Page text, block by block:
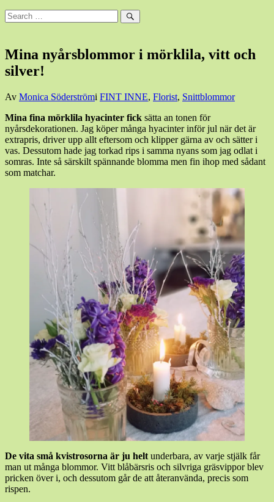
Sök
efter:
Sök
Mina nyårsblommor i mörklila, vitt och
silver!
Den
januari,
20233
januari,
2023
Av Monica Söderströmi FINT INNE, Florist, Snittblommor
Mina fina mörklila hyacinter fick sätta an tonen för
nyårsdekorationen. Jag köper många hyacinter inför jul när det är
extrapris, driver upp allt eftersom och klipper gärna av och sätter i
vas. Dessutom hade jag torkad rips i samma nyans som jag odlat i
somras. Inte så särskilt spännande blomma men fin ihop med sådant
som matchar.
De vita små kvistrosorna är ju helt underbara, av varje stjälk får
man ut många blommor. Vitt blåbärsris och silvriga gräsvippor blev
pricken över i, och dessutom går de att återanvända, precis som
rispen.